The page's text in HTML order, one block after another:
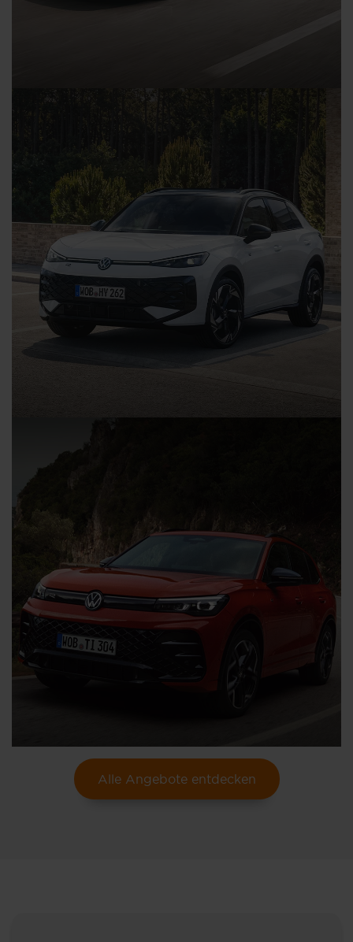
Der Golf Hybrid - ab 299,- € mtl. leasen
Kraftstoffverbrauch in l/100 km, kombiniert: 4,6; CO₂ Emission
in g/km, kombiniert: 104; CO₂-Klasse C.
Der T-Roc Hybrid - ab 289,- € mtl.
leasen
Kraftstoffverbrauch in l/100 km, kombiniert: 5,1; CO₂ Emission
in g/km, kombiniert: 116; CO₂-Klasse D.
VW Tiguan - 2,49% Finanzierung, ohne
Anzahlung!
Alle Angebote entdecken